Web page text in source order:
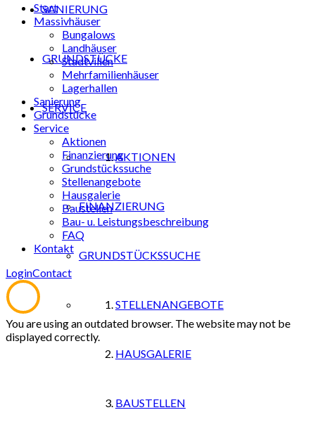
SANIERUNG
GRUNDSTÜCKE
SERVICE
AKTIONEN
FINANZIERUNG
GRUNDSTÜCKSSUCHE
STELLENANGEBOTE
HAUSGALERIE
BAUSTELLEN
Start
Massivhäuser
Bungalows
Landhäuser
Stadtvillen
Mehrfamilienhäuser
Lagerhallen
Sanierung
Grundstücke
Service
Aktionen
Finanzierung
Grundstückssuche
Stellenangebote
Hausgalerie
Baustellen
Bau- u. Leistungsbeschreibung
FAQ
Kontakt
LoginContact
You are using an outdated browser. The website may not be
displayed correctly.